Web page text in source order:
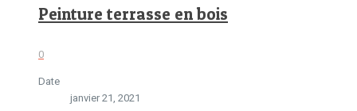
Peinture terrasse en bois
0
Date
janvier 21, 2021